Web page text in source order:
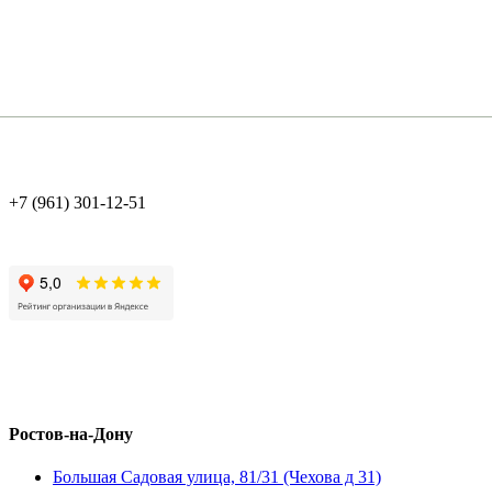
+7 (961) 301-12-51
Ростов-на-Дону
Большая Садовая улица, 81/31 (Чехова д 31)